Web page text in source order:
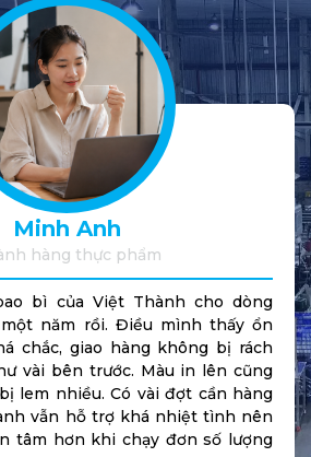
Minh Anh
hàng thực phẩm
bì của Việt Thành cho dòng
năm rồi. Điều mình thấy ổn
chắc, giao hàng không bị rách
vài bên trước. Màu in lên cũng
lem nhiều. Có vài đợt cần hàng
vẫn hỗ trợ khá nhiệt tình nên
tâm hơn khi chạy đơn số lượng